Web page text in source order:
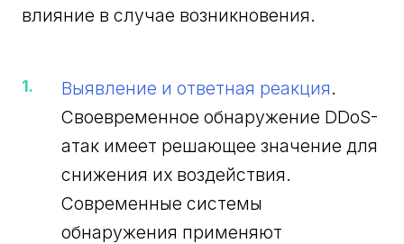
влияние в случае возникновения.
Выявление и ответная реакция.
Своевременное обнаружение DDoS-
атак имеет решающее значение для
снижения их воздействия.
Современные системы
обнаружения применяют